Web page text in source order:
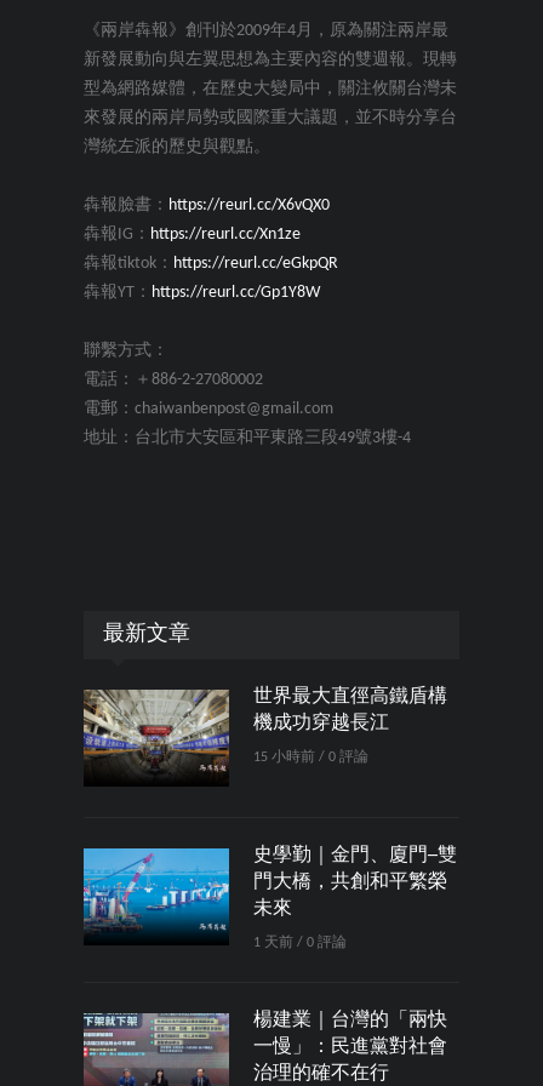
《兩岸犇報》創刊於2009年4月，原為關注兩岸最
新發展動向與左翼思想為主要內容的雙週報。現轉
型為網路媒體，在歷史大變局中，關注攸關台灣未
來發展的兩岸局勢或國際重大議題，並不時分享台
灣統左派的歷史與觀點。
犇報臉書： https://reurl.cc/X6vQX0
犇報IG： https://reurl.cc/Xn1ze
犇報tiktok： https://reurl.cc/eGkpQR
犇報YT： https://reurl.cc/Gp1Y8W
聯繫方式：
電話：＋886-2-27080002
電郵：chaiwanbenpost@gmail.com
地址：台北市大安區和平東路三段49號3樓-4
最新文章
世界最大直徑高鐵盾構
機成功穿越長江
15 小時前 / 0 評論
史學勤｜金門、廈門─雙
門大橋，共創和平繁榮
未來
1 天前 / 0 評論
楊建業｜台灣的「兩快
一慢」：民進黨對社會
治理的確不在行